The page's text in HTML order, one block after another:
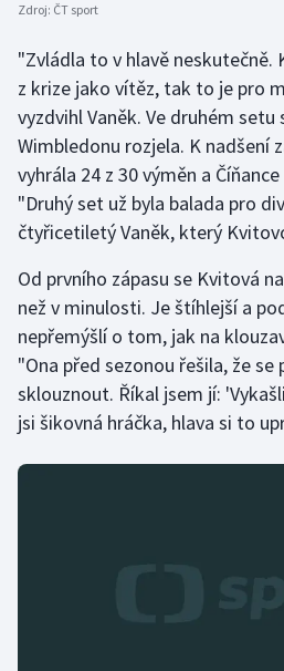
Parasport
Plavání
Plážový volejbal
Ragby
Rychlobruslení
Rychlostní kanoistika
Short track
Sportovní střelba
Zdroj: ČT sport
"Zvládla to v hlavě neskutečně.
z krize jako vítěz, tak to je pro
vyzdvihl Vaněk. Ve druhém
Wimbledonu rozjela. K nadšení
vyhrála 24 z 30 výměn a
"Druhý set už byla balada pro
čtyřicetiletý Vaněk, který
Od prvního zápasu se Kvitová
než v minulosti. Je štíhlejší a
nepřemýšlí o tom, jak na
"Ona před sezonou řešila, že
sklouznout. Říkal jsem jí:
jsi šikovná hráčka, hlava si to